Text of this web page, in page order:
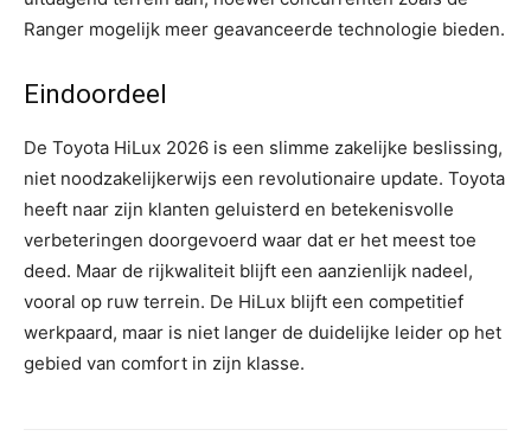
Ranger mogelijk meer geavanceerde technologie bieden.
Eindoordeel
De Toyota HiLux 2026 is een slimme zakelijke beslissing,
niet noodzakelijkerwijs een revolutionaire update. Toyota
heeft naar zijn klanten geluisterd en betekenisvolle
verbeteringen doorgevoerd waar dat er het meest toe
deed. Maar de rijkwaliteit blijft een aanzienlijk nadeel,
vooral op ruw terrein. De HiLux blijft een competitief
werkpaard, maar is niet langer de duidelijke leider op het
gebied van comfort in zijn klasse.